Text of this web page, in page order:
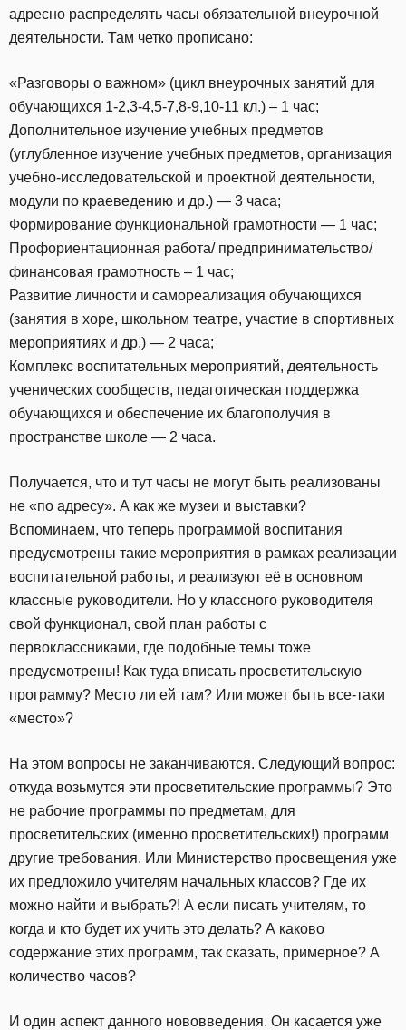
адресно распределять часы обязательной внеурочной
деятельности. Там четко прописано:
«Разговоры о важном» (цикл внеурочных занятий для
обучающихся 1-2,3-4,5-7,8-9,10-11 кл.) – 1 час;
Дополнительное изучение учебных предметов
(углубленное изучение учебных предметов, организация
учебно-исследовательской и проектной деятельности,
модули по краеведению и др.) — 3 часа;
Формирование функциональной грамотности — 1 час;
Профориентационная работа/ предпринимательство/
финансовая грамотность – 1 час;
Развитие личности и самореализация обучающихся
(занятия в хоре, школьном театре, участие в спортивных
мероприятиях и др.) — 2 часа;
Комплекс воспитательных мероприятий, деятельность
ученических сообществ, педагогическая поддержка
обучающихся и обеспечение их благополучия в
пространстве школе — 2 часа.
Получается, что и тут часы не могут быть реализованы
не «по адресу». А как же музеи и выставки?
Вспоминаем, что теперь программой воспитания
предусмотрены такие мероприятия в рамках реализации
воспитательной работы, и реализуют её в основном
классные руководители. Но у классного руководителя
свой функционал, свой план работы с
первоклассниками, где подобные темы тоже
предусмотрены! Как туда вписать просветительскую
программу? Место ли ей там? Или может быть все-таки
«место»?
На этом вопросы не заканчиваются. Следующий вопрос:
откуда возьмутся эти просветительские программы? Это
не рабочие программы по предметам, для
просветительских (именно просветительских!) программ
другие требования. Или Министерство просвещения уже
их предложило учителям начальных классов? Где их
можно найти и выбрать?! А если писать учителям, то
когда и кто будет их учить это делать? А каково
содержание этих программ, так сказать, примерное? А
количество часов?
И один аспект данного нововведения. Он касается уже